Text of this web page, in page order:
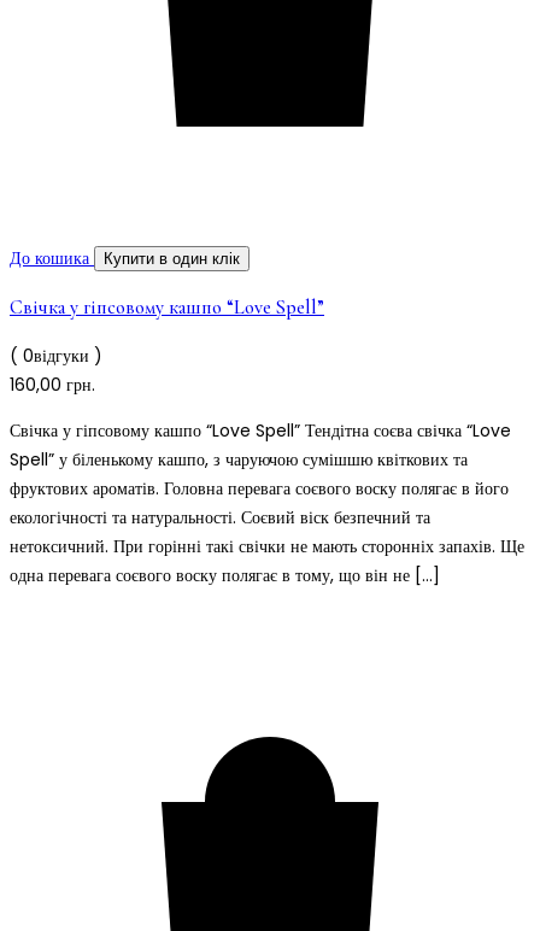
До кошика Купити в один клік
Свічка у гіпсовому кашпо “Love Spell”
( 0відгуки )
160,00 грн.
Свічка у гіпсовому кашпо “Love Spell” Тендітна соєва свічка “Love
Spell” у біленькому кашпо, з чаруючою сумішшю квіткових та
фруктових ароматів. Головна перевага соєвого воску полягає в його
екологічності та натуральності. Соєвий віск безпечний та
нетоксичний. При горінні такі свічки не мають сторонніх запахів. Ще
одна перевага соєвого воску полягає в тому, що він не […]